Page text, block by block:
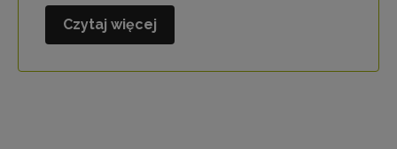
Wydział
Pedagogicznego
Czytaj więcej